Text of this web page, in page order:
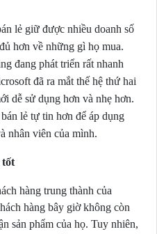
lẻ giữ được nhiều doanh số
hơn về những gì họ mua.
đang phát triển rất nhanh
đã ra mắt thế hệ thứ hai
dễ sử dụng hơn và nhẹ hơn.
lẻ tự tin hơn để áp dụng
nhân viên của mình.
tốt
hàng trung thành của
hàng bây giờ không còn
sản phẩm của họ. Tuy nhiên,